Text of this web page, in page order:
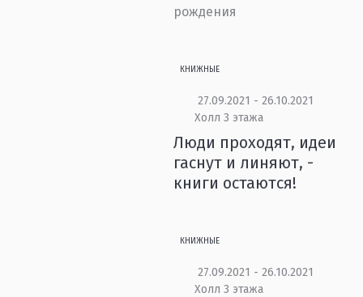
рождения
КНИЖНЫЕ
27.09.2021 - 26.10.2021
Холл 3 этажа
Люди проходят, идеи
гаснут и линяют, -
книги остаются!
КНИЖНЫЕ
27.09.2021 - 26.10.2021
Холл 3 этажа